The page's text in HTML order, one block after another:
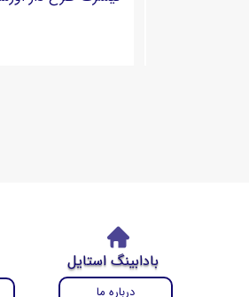
بادابینگ استایل
درباره ما